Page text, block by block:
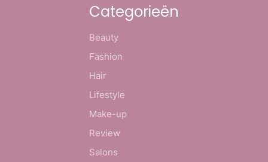
Categorieën
Beauty
Fashion
Hair
Lifestyle
Make-up
Review
Salons